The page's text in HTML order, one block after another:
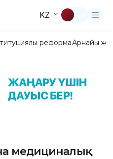
KZ
реформаАрнайы
медициналық